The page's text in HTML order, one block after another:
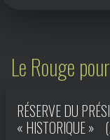
Le Rouge
RÉSERVE DU
« HISTORIQUE »